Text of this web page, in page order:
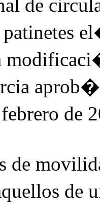
de
febrero de
de